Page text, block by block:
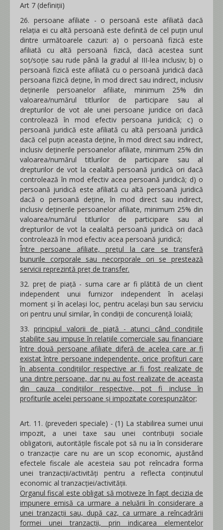
Art 7 (definiții)
26. persoane afiliate - o persoană este afiliată dacă
relaţia ei cu altă persoană este definită de cel puţin unul
dintre următoarele cazuri: a) o persoană fizică este
afiliată cu altă persoană fizică, dacă acestea sunt
soţ/soţie sau rude până la gradul al III-lea inclusiv; b) o
persoană fizică este afiliată cu o persoană juridică dacă
persoana fizică deţine, în mod direct sau indirect, inclusiv
deţinerile persoanelor afiliate, minimum 25% din
valoarea/numărul titlurilor de participare sau al
drepturilor de vot ale unei persoane juridice ori dacă
controlează în mod efectiv persoana juridică; c) o
persoană juridică este afiliată cu altă persoană juridică
dacă cel puţin aceasta deţine, în mod direct sau indirect,
inclusiv deţinerile persoanelor afiliate, minimum 25% din
valoarea/numărul titlurilor de participare sau al
drepturilor de vot la cealaltă persoană juridică ori dacă
controlează în mod efectiv acea persoană juridică; d) o
persoană juridică este afiliată cu altă persoană juridică
dacă o persoană deţine, în mod direct sau indirect,
inclusiv deţinerile persoanelor afiliate, minimum 25% din
valoarea/numărul titlurilor de participare sau al
drepturilor de vot la cealaltă persoană juridică ori dacă
controlează în mod efectiv acea persoană juridică;
Între persoane afiliate, prețul la care se transferă
bunurile corporale sau necorporale ori se prestează
servicii reprezintă preț de transfer.
32. preţ de piaţă - suma care ar fi plătită de un client
independent unui furnizor independent în acelaşi
moment şi în acelaşi loc, pentru acelaşi bun sau serviciu
ori pentru unul similar, în condiţii de concurenţă loială;
33.principiul valorii de piaţă - atunci când condiţiile
stabilite sau impuse în relațiile comerciale sau financiare
între două persoane afiliate diferă de acelea care ar fi
existat între persoane independente, orice profituri care
în absenţa condiţiilor respective ar fi fost realizate de
una dintre persoane, dar nu au fost realizate de aceasta
din cauza condiţiilor respective, pot fi incluse în
profiturile acelei persoane şi impozitate corespunzător;
Art. 11. (prevederi speciale) - (1) La stabilirea sumei unui
impozit, a unei taxe sau unei contribuții sociale
obligatorii, autorităţile fiscale pot să nu ia în considerare
o tranzacție care nu are un scop economic, ajustând
efectele fiscale ale acesteia sau pot reîncadra forma
unei tranzacţii/activități pentru a reflecta conţinutul
economic al tranzacţiei/activității.
Organul fiscal este obligat să motiveze în fapt decizia de
impunere emisă ca urmare a neluării în considerare a
unei tranzacții sau, după caz, ca urmare a reîncadrării
formei unei tranzacții, prin indicarea elementelor